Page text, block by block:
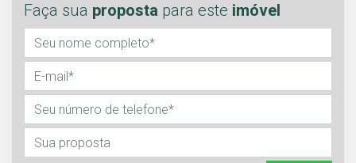
Faça sua proposta para este imóvel